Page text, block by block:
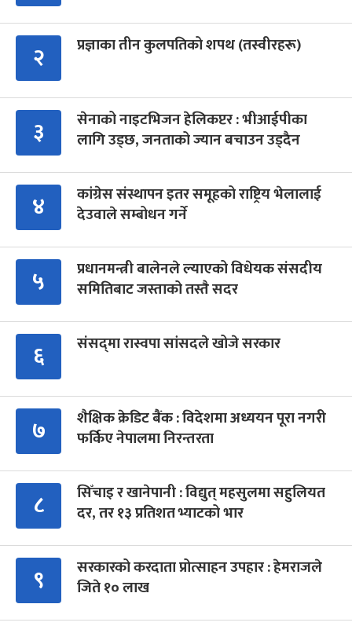
२ प्रज्ञाका तीन कुलपतिको शपथ (तस्वीरहरू)
३
सेनाको नाइटभिजन हेलिकप्टर : भीआईपीका
लागि उड्छ, जनताको ज्यान बचाउन उड्दैन
४
कांग्रेस संस्थापन इतर समूहको राष्ट्रिय भेलालाई
देउवाले सम्बोधन गर्ने
५
प्रधानमन्त्री बालेनले ल्याएको विधेयक संसदीय
समितिबाट जस्ताको तस्तै सदर
६ संसद्‍मा रास्वपा सांसदले खोजे सरकार
७
शैक्षिक क्रेडिट बैंक : विदेशमा अध्ययन पूरा नगरी
फर्किए नेपालमा निरन्तरता
८
सिँचाइ र खानेपानी : विद्युत् महसुलमा सहुलियत
दर, तर १३ प्रतिशत भ्याटको भार
९
सरकारको करदाता प्रोत्साहन उपहार : हेमराजले
जिते १० लाख